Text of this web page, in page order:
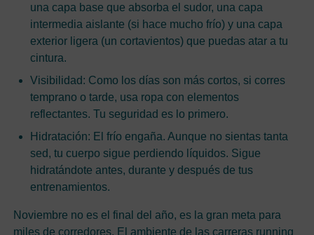
una capa base que absorba el sudor, una capa
intermedia aislante (si hace mucho frío) y una capa
exterior ligera (un cortavientos) que puedas atar a tu
cintura.
Visibilidad: Como los días son más cortos, si corres
temprano o tarde, usa ropa con elementos
reflectantes. Tu seguridad es lo primero.
Hidratación: El frío engaña. Aunque no sientas tanta
sed, tu cuerpo sigue perdiendo líquidos. Sigue
hidratándote antes, durante y después de tus
entrenamientos.
Noviembre no es el final del año, es la gran meta para
miles de corredores. El ambiente de las carreras running